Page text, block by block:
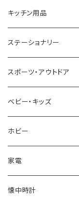
CACTUS
TIMEX
NIXON
AVALANCHE
ORIENT
ZEPPELIN
SKAGEN
NO BRAND
ARNOLD PALMER
MICHAEL KORS
DIESEL
ALV
Merge
ETTINGER
COACH
POLICE
PAUL HEWITT
22designstudio
BOTTEGA VENETA
EMPORIO ARMANI
CALVIN KLEIN
DANIEL WELLINGTON
NIKE
DUNHILL
NEWYORKER
OROBIANCO
Ellese
COLEMAN
MONTBLANC
United HOMME
RODANIA
BEAMZSQUARE
BLAZER CLUB
ANDY HAWARD
G GUSTO
GULLWING
CRYSTOCRAFT
SEIKO
CITIZEN
BRAUN
RHYTHM
BLOSSOM
MONDAINE
キッチン用品
I'mD
Helios
VALENTINO VISCANI
ステーショナリー
LAMY
WATERMAN
PARKER
PELIKAN
CROSS
スポーツ・アウトドア
Trangia
Barebones
FEUERHAND
CASIO
ベビー・キッズ
ふわりぃ
ERGO BABY
ホビー
その他
AMOS
家電
CREATE
懐中時計